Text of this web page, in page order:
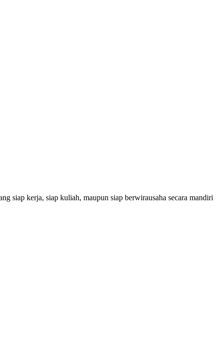
siap kerja, siap kuliah, maupun siap berwirausaha secara mandiri